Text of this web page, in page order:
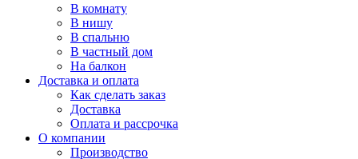
В комнату
В нишу
В спальню
В частный дом
На балкон
Доставка и оплата
Как сделать заказ
Доставка
Оплата и рассрочка
О компании
Производство